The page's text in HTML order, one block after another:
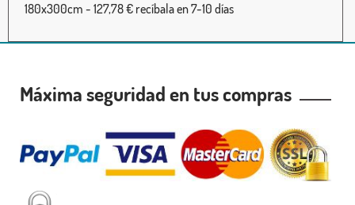
180x300cm - 127,78 € recíbala en 7-10 días
Máxima seguridad en tus compras